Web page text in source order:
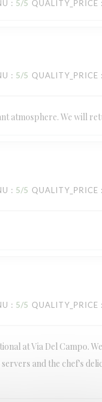
: 5/5 QUALITY_PRICE
: 5/5 QUALITY_PRICE
atmosphere. We will
: 5/5 QUALITY_PRICE
: 5/5 QUALITY_PRICE
at Via Del Campo.
and the chef's